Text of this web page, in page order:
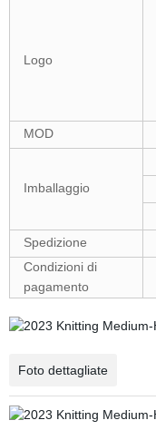
Logo
MOD
Imballaggio
Spedizione
Condizioni di
pagamento
Foto dettagliate